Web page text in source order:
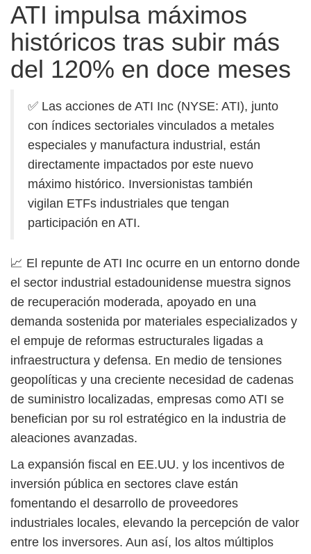
ATI impulsa máximos
históricos tras subir más
del 120% en doce meses
✅ Las acciones de ATI Inc (NYSE: ATI), junto
con índices sectoriales vinculados a metales
especiales y manufactura industrial, están
directamente impactados por este nuevo
máximo histórico. Inversionistas también
vigilan ETFs industriales que tengan
participación en ATI.
📈 El repunte de ATI Inc ocurre en un entorno donde
el sector industrial estadounidense muestra signos
de recuperación moderada, apoyado en una
demanda sostenida por materiales especializados y
el empuje de reformas estructurales ligadas a
infraestructura y defensa. En medio de tensiones
geopolíticas y una creciente necesidad de cadenas
de suministro localizadas, empresas como ATI se
benefician por su rol estratégico en la industria de
aleaciones avanzadas.
La expansión fiscal en EE.UU. y los incentivos de
inversión pública en sectores clave están
fomentando el desarrollo de proveedores
industriales locales, elevando la percepción de valor
entre los inversores. Aun así, los altos múltiplos